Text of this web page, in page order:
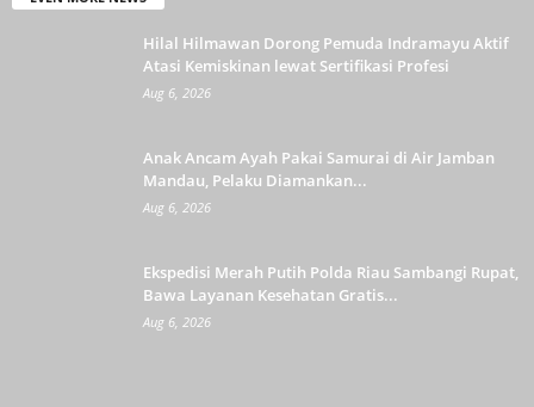
Hilal Hilmawan Dorong Pemuda Indramayu Aktif
Atasi Kemiskinan lewat Sertifikasi Profesi
Aug 6, 2026
Anak Ancam Ayah Pakai Samurai di Air Jamban
Mandau, Pelaku Diamankan...
Aug 6, 2026
Ekspedisi Merah Putih Polda Riau Sambangi Rupat,
Bawa Layanan Kesehatan Gratis...
Aug 6, 2026